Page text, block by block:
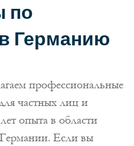
по
Германию
профессиональные
частных лиц и
опыта в области
Если вы